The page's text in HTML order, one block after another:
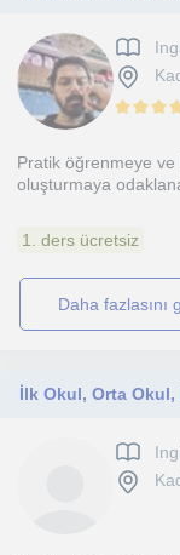
Pratik öğrenmeye
oluşturmaya
1. ders ücretsiz
daha fazlasını